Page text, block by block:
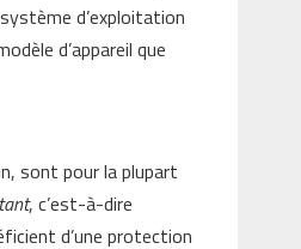
d’exploitation
d’appareil que
sont pour la plupart
, c’est-à-dire
d’une protection